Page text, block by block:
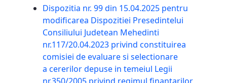
Dispozitia nr. 99 din 15.04.2025 pentru
modificarea Dispozitiei Presedintelui
Consiliului Judetean Mehedinti
nr.117/20.04.2023 privind constituirea
comisiei de evaluare si selectionare
a cererilor depuse in temeiul Legii